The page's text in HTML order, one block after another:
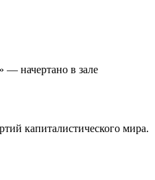
— начертано в зале
капиталистического мира.